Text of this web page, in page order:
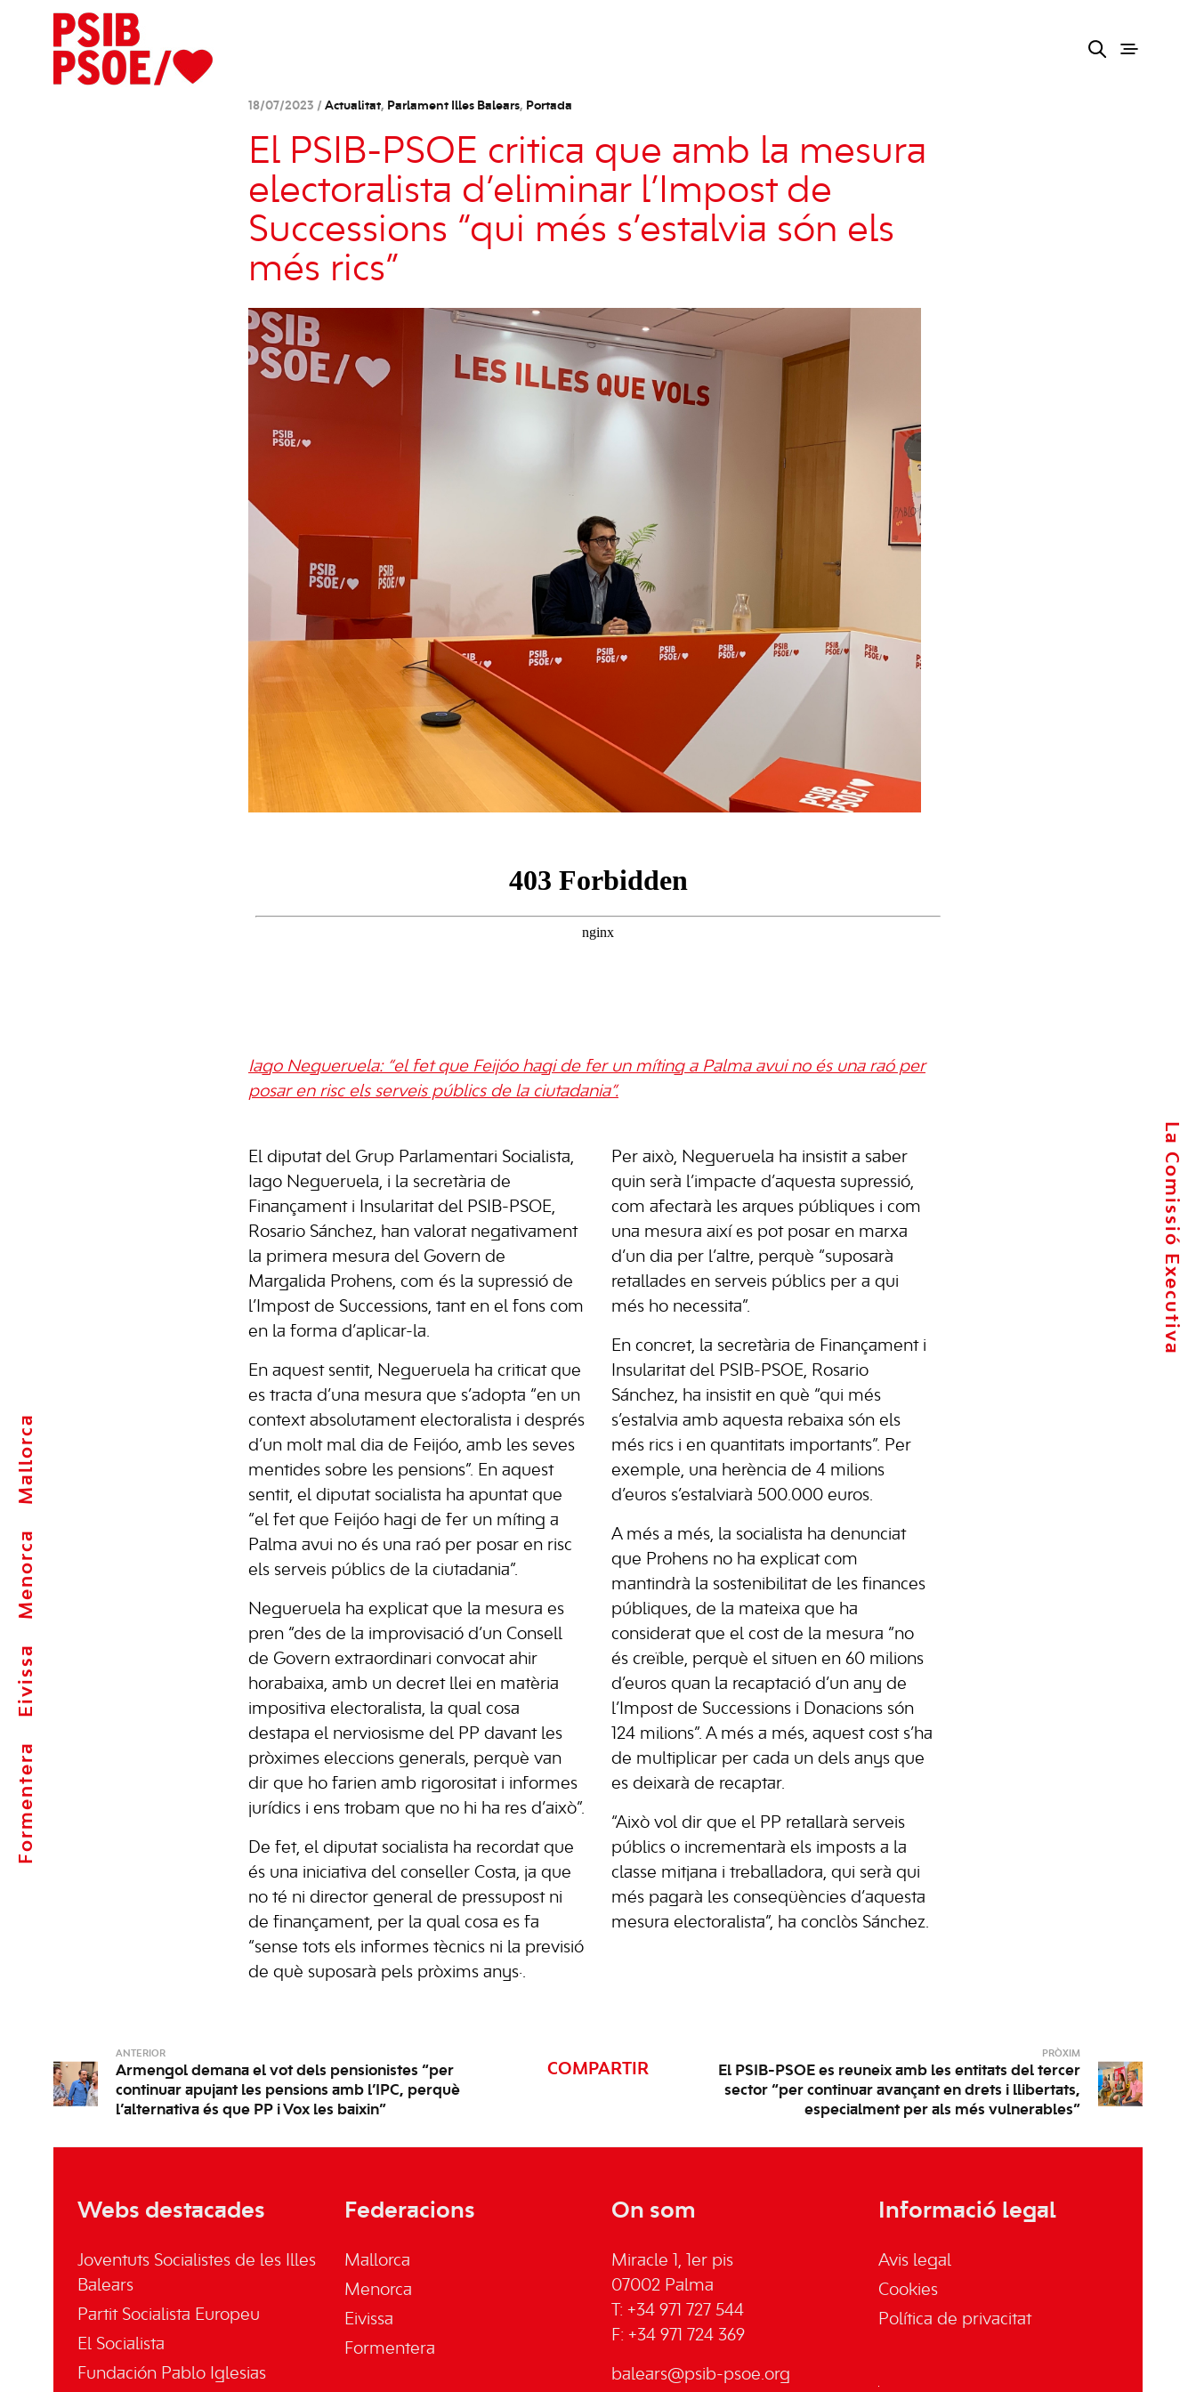
Formentera
Eivissa
Menorca
Mallorca
La Comissió Executiva
18/07/2023 / Actualitat, Parlament Illes Balears, Portada
El PSIB-PSOE critica que amb la mesura
electoralista d’eliminar l’Impost de
Successions “qui més s’estalvia són els
més rics”
Iago Negueruela: “el fet que Feijóo hagi de fer un míting a Palma avui no és una raó per
posar en risc els serveis públics de la ciutadania”.
El diputat del Grup Parlamentari Socialista,
Iago Negueruela, i la secretària de
Finançament i Insularitat del PSIB-PSOE,
Rosario Sánchez, han valorat negativament
la primera mesura del Govern de
Margalida Prohens, com és la supressió de
l’Impost de Successions, tant en el fons com
en la forma d’aplicar-la.
En aquest sentit, Negueruela ha criticat que
es tracta d’una mesura que s’adopta “en un
context absolutament electoralista i després
d’un molt mal dia de Feijóo, amb les seves
mentides sobre les pensions”. En aquest
sentit, el diputat socialista ha apuntat que
“el fet que Feijóo hagi de fer un míting a
Palma avui no és una raó per posar en risc
els serveis públics de la ciutadania”.
Negueruela ha explicat que la mesura es
pren “des de la improvisació d’un Consell
de Govern extraordinari convocat ahir
horabaixa, amb un decret llei en matèria
impositiva electoralista, la qual cosa
destapa el nerviosisme del PP davant les
pròximes eleccions generals, perquè van
dir que ho farien amb rigorositat i informes
jurídics i ens trobam que no hi ha res d’això”.
De fet, el diputat socialista ha recordat que
és una iniciativa del conseller Costa, ja que
no té ni director general de pressupost ni
de finançament, per la qual cosa es fa
“sense tots els informes tècnics ni la previsió
de què suposarà pels pròxims anys·.
Per això, Negueruela ha insistit a saber
quin serà l’impacte d’aquesta supressió,
com afectarà les arques públiques i com
una mesura així es pot posar en marxa
d’un dia per l’altre, perquè “suposarà
retallades en serveis públics per a qui
més ho necessita”.
En concret, la secretària de Finançament i
Insularitat del PSIB-PSOE, Rosario
Sánchez, ha insistit en què “qui més
s’estalvia amb aquesta rebaixa són els
més rics i en quantitats importants”. Per
exemple, una herència de 4 milions
d’euros s’estalviarà 500.000 euros.
A més a més, la socialista ha denunciat
que Prohens no ha explicat com
mantindrà la sostenibilitat de les finances
públiques, de la mateixa que ha
considerat que el cost de la mesura “no
és creïble, perquè el situen en 60 milions
d’euros quan la recaptació d’un any de
l’Impost de Successions i Donacions són
124 milions”. A més a més, aquest cost s’ha
de multiplicar per cada un dels anys que
es deixarà de recaptar.
“Això vol dir que el PP retallarà serveis
públics o incrementarà els imposts a la
classe mitjana i treballadora, qui serà qui
més pagarà les conseqüències d’aquesta
mesura electoralista”, ha conclòs Sánchez.
ANTERIOR
Armengol demana el vot dels pensionistes “per
continuar apujant les pensions amb l’IPC, perquè
l’alternativa és que PP i Vox les baixin”
COMPARTIR
PRÒXIM
El PSIB-PSOE es reuneix amb les entitats del tercer
sector “per continuar avançant en drets i llibertats,
especialment per als més vulnerables”
Webs destacades
Joventuts Socialistes de les Illes
Balears
Partit Socialista Europeu
El Socialista
Fundación Pablo Iglesias
Federacions
Mallorca
Menorca
Eivissa
Formentera
On som
Miracle 1, 1er pis
07002 Palma
T: +34 971 727 544
F: +34 971 724 369
balears@psib-psoe.org
Informació legal
Avis legal
Cookies
Política de privacitat